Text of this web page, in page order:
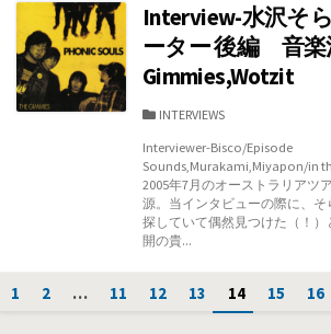
Interview-水沢そ
ーター 後編 音楽
Gimmies,Wotzit
カ
ゴ
リ
ー
INTERVIEWS
Interviewer-Bisco/Episode
Sounds,Murakami,Miyapon/in
2005年7月のオーストラリアツ
源。当インタビューの際に、
探していて偶然見つけた（！
開の貴...
投
1 2 … 11 12 13 14 15 16